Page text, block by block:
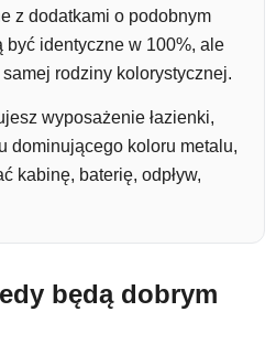
z dodatkami o podobnym
być identyczne w 100%, ale
rodziny kolorystycznej.
wyposażenie łazienki,
dominującego koloru metalu,
kabinę, baterię, odpływ,
będą dobrym